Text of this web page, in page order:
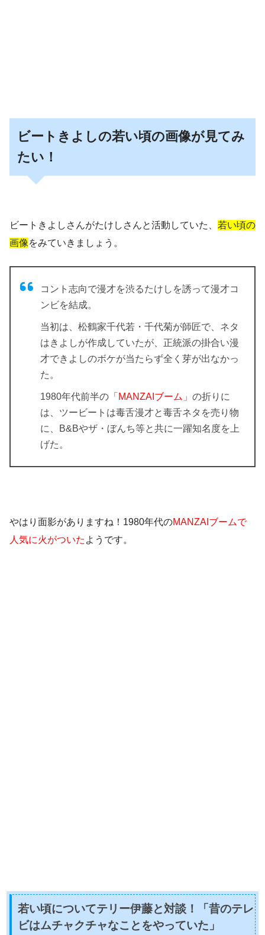
ビートきよしの若い頃の画像が見てみ
たい！
ビートきよしさんがたけしさんと活動していた、 若い頃の
画像をみていきましょう。
コント志向で漫才を渋るたけしを誘って漫才コ
ンビを結成。
当初は、松鶴家千代若・千代菊が師匠で、ネタ
はきよしが作成していたが、正統派の掛合い漫
才できよしのボケが当たらず全く芽が出なかっ
た。
1980年代前半の 「MANZAIブーム」 の折りに
は、ツービートは毒舌漫才と毒舌ネタを売り物
に、B&Bやザ・ぼんち等と共に一躍知名度を上
げた。
やはり面影がありますね！1980年代のMANZAIブームで
人気に火がついた ようです。
若い頃についてテリー伊藤と対談！「昔のテレ
ビはムチャクチャなことをやっていた」